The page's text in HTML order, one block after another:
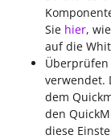
Sie hier,
auf die
Überprüfen
verwendet.
dem
den
diese